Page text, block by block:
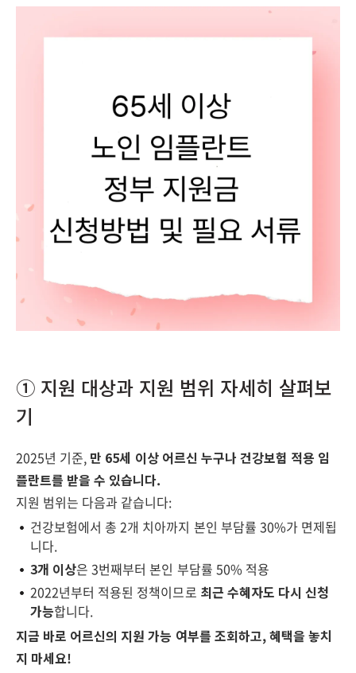
① 지원 대상과 지원 범위 자세히 살펴보
기
2025년 기준, 만 65세 이상 어르신 누구나 건강보험 적용 임
플란트를 받을 수 있습니다.
지원 범위는 다음과 같습니다:
건강보험에서 총 2개 치아까지 본인 부담률 30%가 면제됩
니다.
3개 이상은 3번째부터 본인 부담률 50% 적용
2022년부터 적용된 정책이므로 최근 수혜자도 다시 신청
가능합니다.
지금 바로 어르신의 지원 가능 여부를 조회하고, 혜택을 놓치
지 마세요!